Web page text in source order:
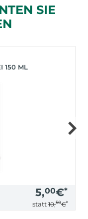
SIE
150 ML
5,00€*
statt 10,50€*